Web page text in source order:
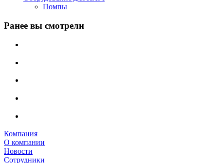
Помпы
Ранее вы смотрели
Компания
О компании
Новости
Сотрудники